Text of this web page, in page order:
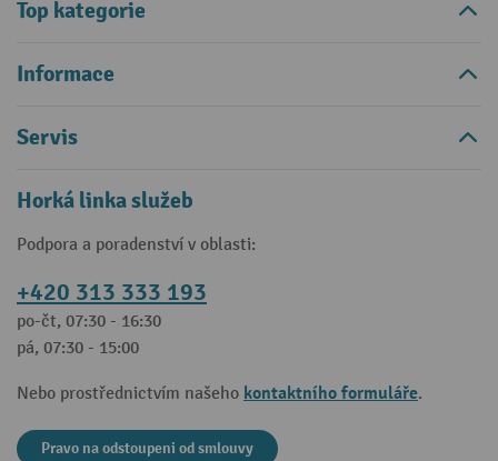
Top kategorie
Informace
Servis
Horká linka služeb
Podpora a poradenství v oblasti:
+420 313 333 193
po-čt, 07:30 - 16:30
pá, 07:30 - 15:00
Nebo prostřednictvím našeho kontaktního formuláře.
Pravo na odstoupeni od smlouvy